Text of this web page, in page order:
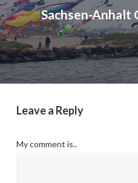
Sachsen-Anhalt
Leave a Reply
My comment is..